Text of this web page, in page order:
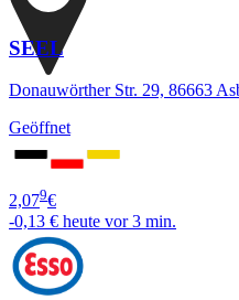
SEEL
Donauwörther Str. 29, 86663
Geöffnet
2,079€
-0,13 € heute vor 3 min.